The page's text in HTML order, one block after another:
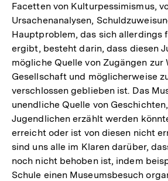
Facetten von Kulturpessimismus,
Ursachenanalysen,
Hauptproblem, das sich allerdings
ergibt, besteht darin, dass diesen
mögliche Quelle von Zugängen zur
Gesellschaft und möglicherweise
verschlossen geblieben ist. Das
unendliche Quelle von
Jugendlichen erzählt werden
erreicht oder ist von diesen nicht
sind uns alle im Klaren darüber,
noch nicht behoben ist, indem
Schule einen Museumsbesuch